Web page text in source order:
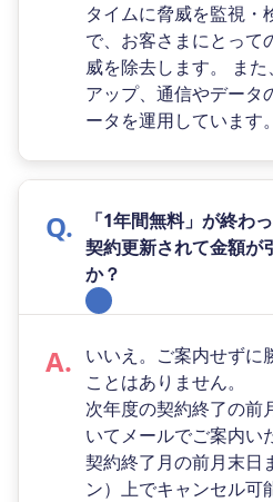
タイムに脅威を監視・
で、お客さまにとって
威を除去します。 ま
アップ、通信やデータ
ータを運用しています。
「1年間無料」が終わ
契約更新されて金額が
か？
いいえ。ご案内せずに
ことはありません。
次年度の契約終了の前
いてメールでご案内い
契約終了月の前月末日
ン）上でキャンセル可